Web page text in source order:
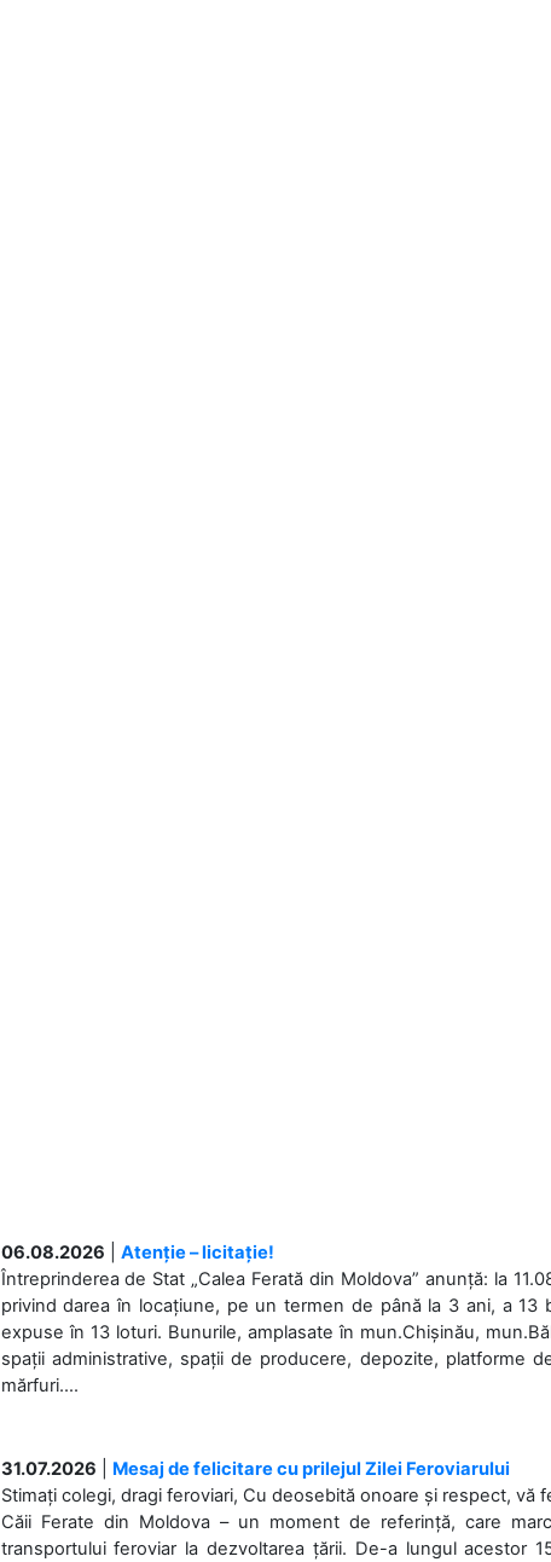
06.08.2026
Atenție – licitație!
Întreprinderea de Stat „Calea Ferată din Moldova” anunță: la
privind darea în locațiune, pe un termen de până la 3 ani, a
expuse în 13 loturi. Bunurile, amplasate în mun.Chișinău,
spații administrative, spații de producere, depozite, platforme
mărfuri....
31.07.2026
Mesaj de felicitare cu prilejul Zilei Feroviarului
Stimați colegi, dragi feroviari, Cu deosebită onoare și respect, vă
Căii Ferate din Moldova – un moment de referință, care
transportului feroviar la dezvoltarea țării. De-a lungul acestor